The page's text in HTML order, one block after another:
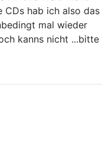
CDs hab ich also das
mal wieder
kanns nicht ...bitte